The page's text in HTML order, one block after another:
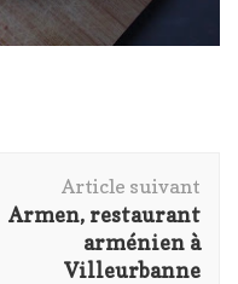
Article suivant
Armen, restaurant
arménien à
Villeurbanne